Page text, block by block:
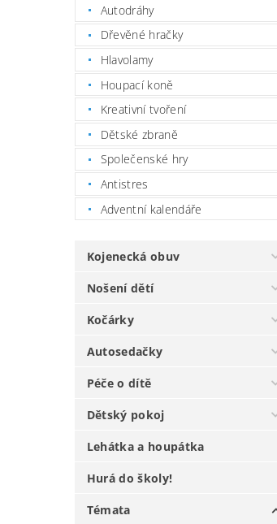
Autodráhy
Dřevěné hračky
Hlavolamy
Houpací koně
Kreativní tvoření
Dětské zbraně
Společenské hry
Antistres
Adventní kalendáře
Kojenecká obuv
Nošení dětí
Kočárky
Autosedačky
Péče o dítě
Dětský pokoj
Lehátka a houpátka
Hurá do školy!
Témata